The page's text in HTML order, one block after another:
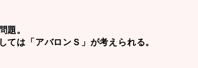
題。
ては「アバロンＳ」が考えられる。